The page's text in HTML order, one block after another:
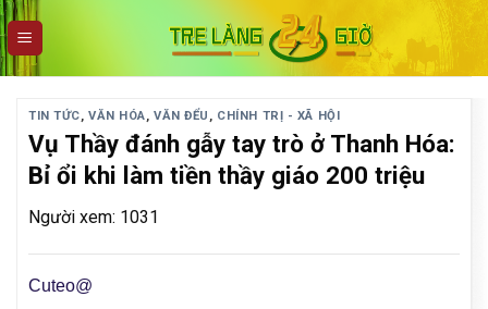
Skip
to
content
TIN TỨC,VĂN HÓA,VĂN ĐỂU , CHÍNH TRỊ - XÃ HỘI
Vụ Thầy đánh gẫy tay trò ở Thanh Hóa:
Bỉ ổi khi làm tiền thầy giáo 200 triệu
Người xem: 1031
Cuteo@